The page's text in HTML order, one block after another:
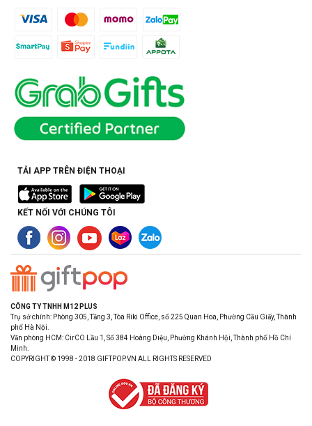
TẢI APP TRÊN ĐIỆN THOẠI
KẾT NỐI VỚI CHÚNG TÔI
CÔNG TY TNHH M12 PLUS
Trụ sở chính: Phòng 305, Tầng 3, Tòa Riki Office, số 225 Quan Hoa, Phường Cầu Giấy, Thành
phố Hà Nội.
Văn phòng HCM: CirCO Lầu 1, Số 384 Hoàng Diệu, Phường Khánh Hội, Thành phố Hồ Chí
Minh.
COPYRIGHT © 1998 - 2018 GIFTPOP.VN ALL RIGHTS RESERVED